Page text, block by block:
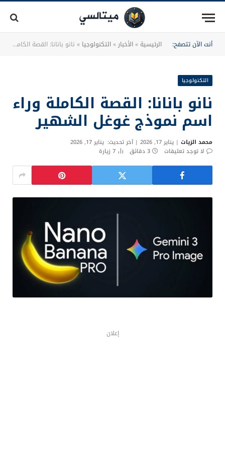
أنت الآن تتصفح: الرئيسية»الأخبار »التكنولوجيا » نانو بانانا: القصة الكاملة وراء اسم نموذج غوغل الشهير
التكنولوجيا
نانو بانانا: القصة الكاملة وراء
اسم نموذج غوغل الشهير
محمد الزيات يناير 17, 2026 آخر تحديث: يناير 17, 2026
لا توجد تعليقات
3 دقائق 7 زيارة
إعلان